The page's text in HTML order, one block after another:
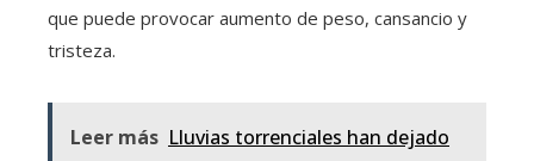
que puede provocar aumento de peso, cansancio y
tristeza.
Leer más Lluvias torrenciales han dejado